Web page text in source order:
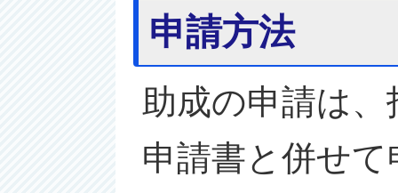
申請方法
助成の申請は
申請書と併せ